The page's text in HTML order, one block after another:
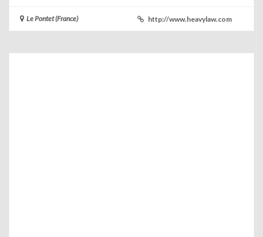
Le Pontet (France) http://www.heavylaw.com